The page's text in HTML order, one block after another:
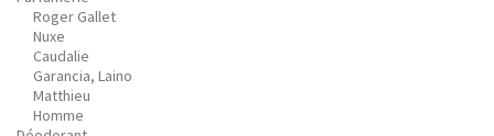
Roger Gallet
Nuxe
Caudalie
Garancia, Laino
Matthieu
Homme